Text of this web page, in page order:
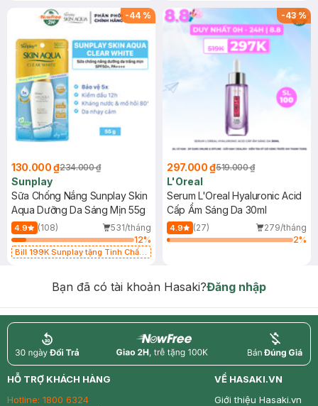
-44 %
130.000 ₫234.000 ₫
Sunplay
Sữa Chống Nắng Sunplay Skin
Aqua Dưỡng Da Sáng Mịn 55g
4.9 (108)
531/tháng
12%
Bill 199K Sunplay tặng Tinh Chất
-43%
297.000 ₫519.000 ₫
L'Oreal
Serum L'Oreal Hyaluronic Acid
Cấp Ẩm Sáng Da 30ml
4.9 (27)
279/tháng
2%
Bạn đã có tài khoản Hasaki?Đăng nhập
return nowfree price
HỖ TRỢ KHÁCH HÀNG
Hotline: 1800 6324
VỀ HASAKI.VN
Giới thiệu Hasaki.vn